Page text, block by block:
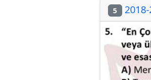
5 2018-